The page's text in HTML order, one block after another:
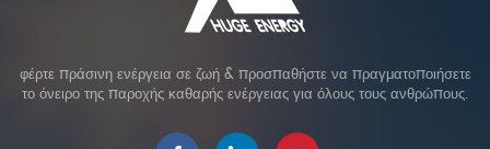
φέρτε πράσινη ενέργεια σε ζωή & προσπαθήστε να πραγματοποιήσετε
το όνειρο της παροχής καθαρής ενέργειας για όλους τους ανθρώπους.